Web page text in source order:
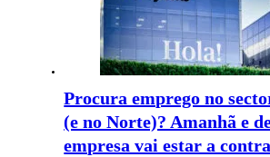
Procura emprego no
(e no Norte)? Amanhã e
empresa vai estar a